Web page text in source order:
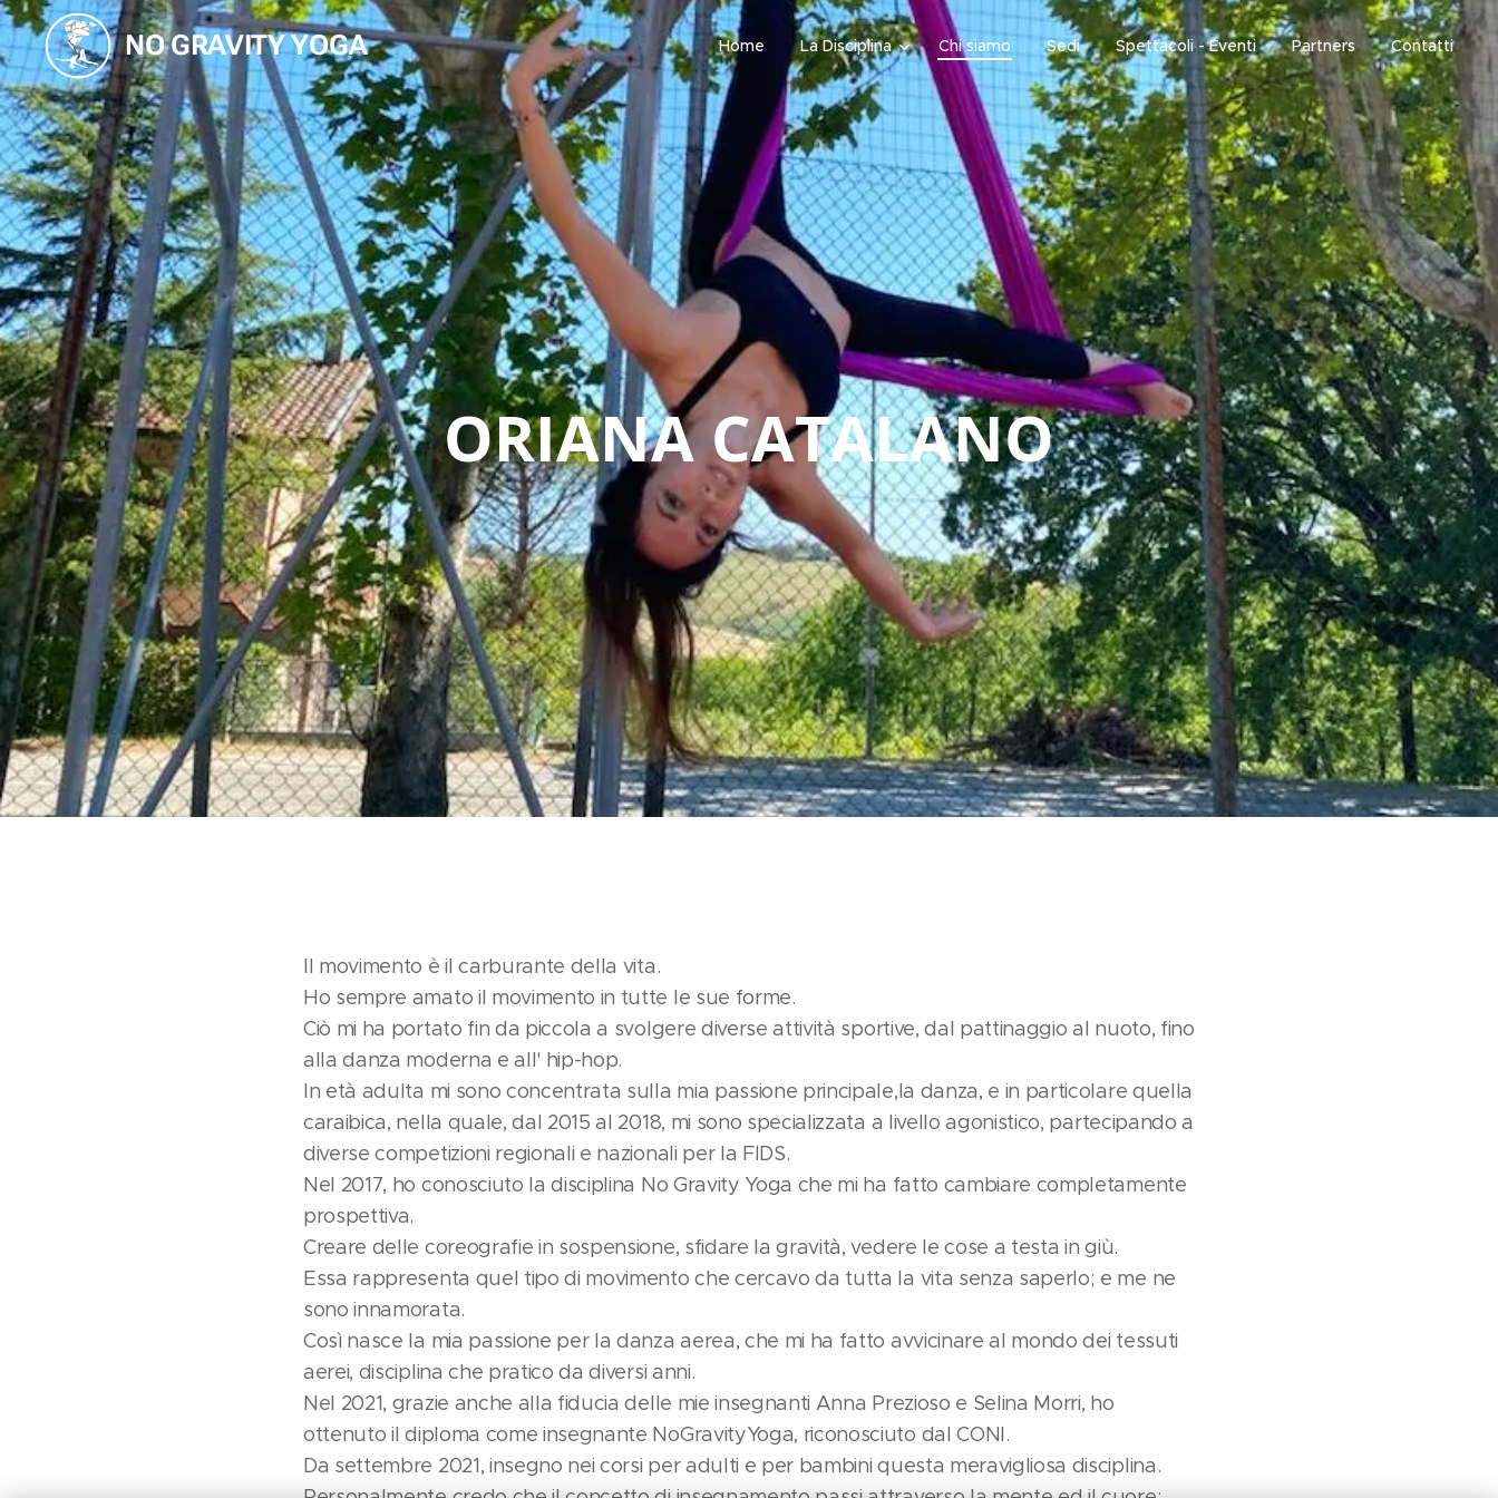
NO GRAVITY YOGA Home La Disciplina Chi siamo Sedi Spettacoli - Eventi Partners Contatti
ORIANA CATALANO
Il movimento è il carburante della vita.
Ho sempre amato il movimento in tutte le sue forme.
Ciò mi ha portato fin da piccola a svolgere diverse attività sportive, dal pattinaggio al nuoto, fino
alla danza moderna e all' hip-hop.
In età adulta mi sono concentrata sulla mia passione principale,la danza, e in particolare quella
caraibica, nella quale, dal 2015 al 2018, mi sono specializzata a livello agonistico, partecipando a
diverse competizioni regionali e nazionali per la FIDS.
Nel 2017, ho conosciuto la disciplina No Gravity Yoga che mi ha fatto cambiare completamente
prospettiva.
Creare delle coreografie in sospensione, sfidare la gravità, vedere le cose a testa in giù.
Essa rappresenta quel tipo di movimento che cercavo da tutta la vita senza saperlo; e me ne
sono innamorata.
Così nasce la mia passione per la danza aerea, che mi ha fatto avvicinare al mondo dei tessuti
aerei, disciplina che pratico da diversi anni.
Nel 2021, grazie anche alla fiducia delle mie insegnanti Anna Prezioso e Selina Morri, ho
ottenuto il diploma come insegnante NoGravityYoga, riconosciuto dal CONI.
Da settembre 2021, insegno nei corsi per adulti e per bambini questa meravigliosa disciplina.